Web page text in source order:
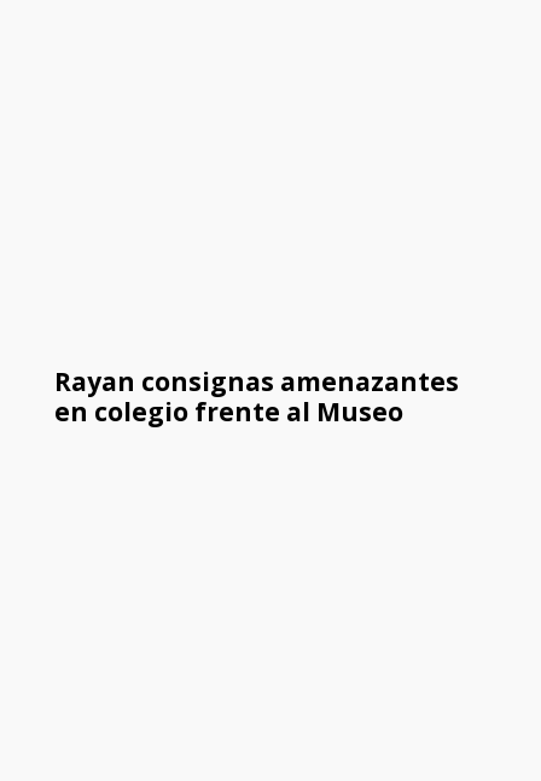
Rayan consignas amenazantes
en colegio frente al Museo